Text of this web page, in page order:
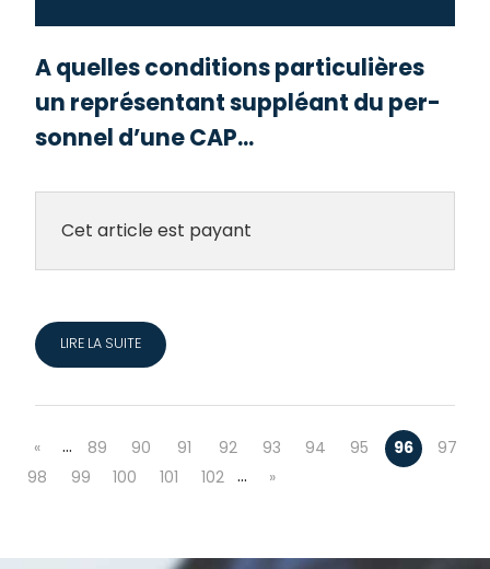
A quelles conditions particulières
un représentant suppléant du per­
sonnel d’une CAP...
Cet article est payant
LIRE LA SUITE
« … 89 90 91 92 93 94 95 96
97
98
99 100 101 102 … »